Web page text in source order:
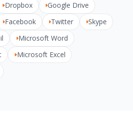
Dropbox
Google Drive
Facebook Twitter
Skype
Microsoft Word
Microsoft Excel